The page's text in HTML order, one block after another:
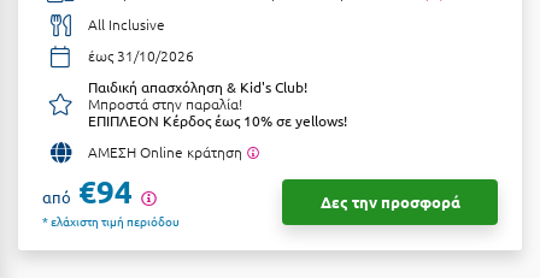
Αργολίδα
Αριδαία
Αρκαδία
Αρκίτσα
Αρτέμιδα
Αρχαία Ολυμπία
Ξενοδοχεία 3 Αστέρων
Ξενοδοχεία 4 Αστέρων
Ξενοδοχεία 5 Αστέρων
Κρουαζιέρες
All Inclusive
έως 31/10/2026
Παιδική απασχόληση & Kid's Club!
Μπροστά στην παραλία!
ΕΠΙΠΛΕΟΝ Κέρδος έως 10% σε yellows!
ΑΜΕΣΗ Online κράτηση
από €94
* ελάχιστη τιμή περιόδου
Δες την προσφορά